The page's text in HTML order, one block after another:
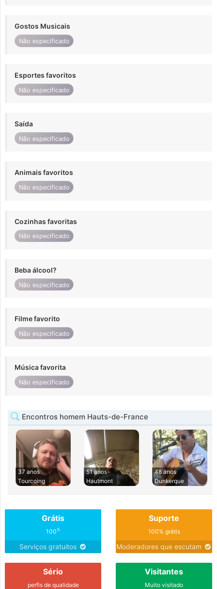
Gostos Musicais
Não especificado
Esportes favoritos
Não especificado
Saída
Não especificado
Animais favoritos
Não especificado
Cozinhas favoritas
Não especificado
Beba álcool?
Não especificado
Filme favorito
Não especificado
Música favorita
Não especificado
Encontros homem Hauts-de-France
37 anos
Tourcoing
51 anos
Hautmont
48 anos
Dunkerque
Grátis
100%
Serviços gratuitos
Suporte
100% grátis
Moderadores que escutam
Sério
perfis de qualidade
Visitantes
Muito visitado